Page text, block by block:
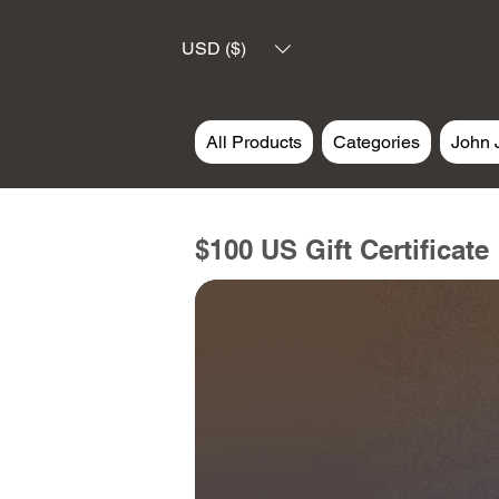
USD ($)
All Products Categories John
$100 US Gift Certificate